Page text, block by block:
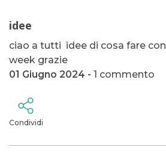
idee
ciao a tutti idee di cosa fare
week grazie
01 Giugno 2024 - 1 commento
Condividi